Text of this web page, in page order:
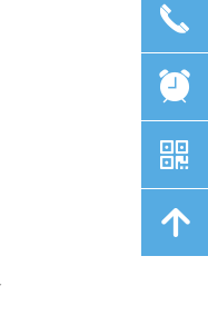
끅
뀥
낃
녕